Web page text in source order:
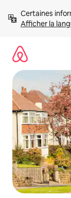
directement
Afficher la